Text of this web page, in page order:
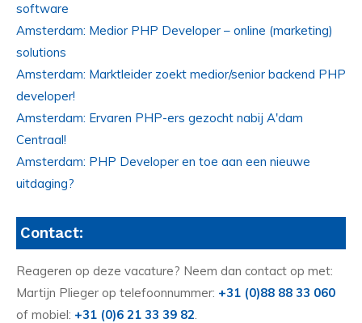
software
Amsterdam: Medior PHP Developer – online (marketing)
solutions
Amsterdam: Marktleider zoekt medior/senior backend PHP
developer!
Amsterdam: Ervaren PHP-ers gezocht nabij A'dam
Centraal!
Amsterdam: PHP Developer en toe aan een nieuwe
uitdaging?
Contact:
Reageren op deze vacature? Neem dan contact op met:
Martijn Plieger op telefoonnummer: +31 (0)88 88 33 060
of mobiel: +31 (0)6 21 33 39 82